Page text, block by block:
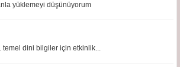
yüklemeyi düşünüyorum
temel dini bilgiler için etkinlik...